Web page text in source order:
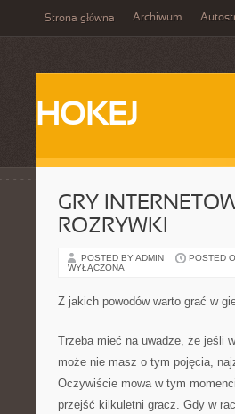
Strona główna Archiwum
HOKEJ
GRY
ROZRYWKI
POSTED BY ADMIN POSTED
WYŁĄCZONA
Z jakich powodów warto grać w
Trzeba mieć na uwadze, że jeśli
może nie masz o tym pojęcia,
Oczywiście mowa w tym
przejść kilkuletni gracz. Gdy w